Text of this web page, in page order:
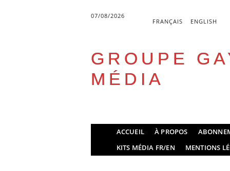
07/08/2026
FRANÇAIS ENGLISH
GROUPE
MÉDIA
Main menu
ACCUEIL À PROPOS
KITS MÉDIA FR/EN
MENTIONS